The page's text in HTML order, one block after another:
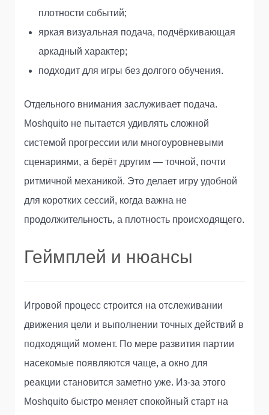
плотности событий;
яркая визуальная подача, подчёркивающая
аркадный характер;
подходит для игры без долгого обучения.
Отдельного внимания заслуживает подача.
Moshquito не пытается удивлять сложной
системой прогрессии или многоуровневыми
сценариями, а берёт другим — точной, почти
ритмичной механикой. Это делает игру удобной
для коротких сессий, когда важна не
продолжительность, а плотность происходящего.
Геймплей и нюансы
Игровой процесс строится на отслеживании
движения цели и выполнении точных действий в
подходящий момент. По мере развития партии
насекомые появляются чаще, а окно для
реакции становится заметно уже. Из-за этого
Moshquito быстро меняет спокойный старт на